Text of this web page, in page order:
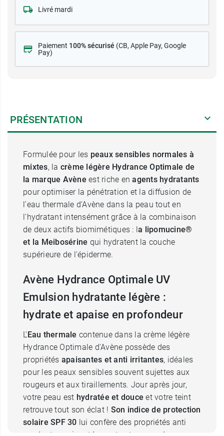
Livré mardi
Paiement 100% sécurisé (CB, Apple Pay, Google
Pay)
PRÉSENTATION
Formulée pour les peaux sensibles normales à
mixtes, la crème légère Hydrance Optimale de
la marque Avène est riche enagents hydratants
pour optimiser la pénétration et la diffusion de
l'eau thermale d'Avène dans la peau tout en
l'hydratant intensément grâce à la combinaison
de deux actifs biomimétiques : la lipomucine®
et la Meibosérine qui hydratent la couche
supérieure de l'épiderme.
Avène Hydrance Optimale UV
Emulsion hydratante légère :
hydrate et apaise en profondeur
L'Eau thermale contenue dans la crème légère
Hydrance Optimale d'Avène possède des
propriétés apaisantes et anti irritantes, idéales
pour les peaux sensibles souvent sujettes aux
rougeurs et aux tiraillements. Jour après jour,
votre peau est hydratée et douce et votre teint
retrouve tout son éclat ! Son indice de protection
solaire SPF 30 lui confère des propriétés anti